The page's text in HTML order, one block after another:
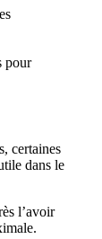
pour
certaines
dans le
l’avoir